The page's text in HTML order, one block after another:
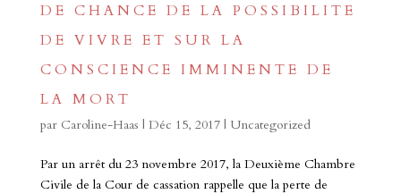
DE CHANCE DE LA POSSIBILITE
DE VIVRE ET SUR LA
CONSCIENCE IMMINENTE DE
LA MORT
par Caroline-Haas | Déc 15, 2017| Uncategorized
Par un arrêt du 23 novembre 2017, la Deuxième Chambre
Civile de la Cour de cassation rappelle que la perte de